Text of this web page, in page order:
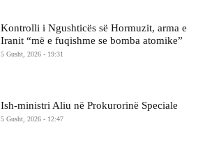
Kontrolli i Ngushticës së Hormuzit, arma e
Iranit “më e fuqishme se bomba atomike”
5 Gusht, 2026 - 19:31
Ish-ministri ​Aliu në Prokurorinë Speciale
5 Gusht, 2026 - 12:47